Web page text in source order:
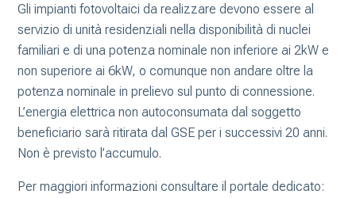
Gli impianti fotovoltaici da realizzare devono essere al
servizio di unità residenziali nella disponibilità di nuclei
familiari e di una potenza nominale non inferiore ai 2kW e
non superiore ai 6kW, o comunque non andare oltre la
potenza nominale in prelievo sul punto di connessione.
L’energia elettrica non autoconsumata dal soggetto
beneficiario sarà ritirata dal GSE per i successivi 20 anni.
Non è previsto l’accumulo.
Per maggiori informazioni consultare il portale dedicato: